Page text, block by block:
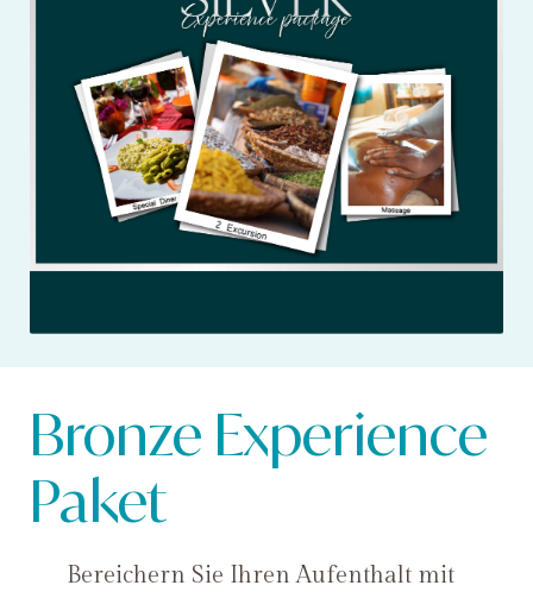
Bronze Experience
Paket
Bereichern Sie Ihren Aufenthalt mit